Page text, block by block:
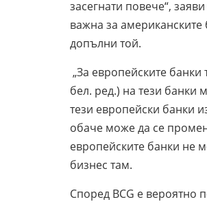
засегнати повече“,
важна за американските
допълни той.
„За европейските
бел. ред.) на тези банки
тези европейски банки
обаче може да се
европейските банки не
бизнес там.
Според BCG е вероятно